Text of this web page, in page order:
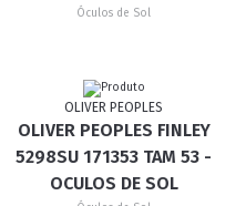
Óculos de Sol
OLIVER PEOPLES
OLIVER PEOPLES FINLEY
5298SU 171353 TAM 53 -
OCULOS DE SOL